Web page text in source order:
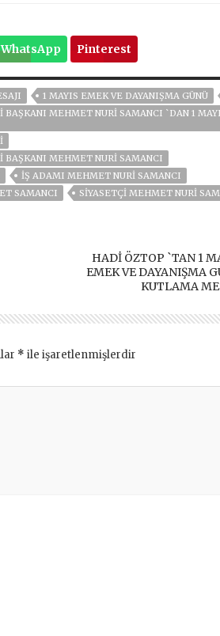
WhatsApp Pinterest
1 MAYIS EMEK VE DAYANIŞMA GÜNÜ
MEHMET NURİ SAMANCI `DAN 1
MEHMET NURI SAMANCI
IŞ ADAMI MEHMET NURI SAMANCI
SAMANCI
SIYASETÇI MEHMET NURI
HADİ ÖZTOP `TAN 1
EMEK VE DAYANIŞMA
KUTLAMA
* ile işaretlenmişlerdir